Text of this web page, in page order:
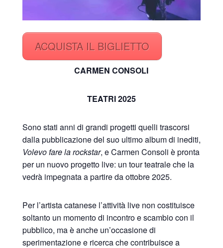
ACQUISTA IL BIGLIETTO
CARMEN CONSOLI
TEATRI 2025
Sono stati anni di grandi progetti quelli trascorsi
dalla pubblicazione del suo ultimo album di inediti,
Volevo fare la rockstar, e Carmen Consoli è pronta
per un nuovo progetto live: un tour teatrale che la
vedrà impegnata a partire da ottobre 2025.
Per l’artista catanese l’attività live non costituisce
soltanto un momento di incontro e scambio con il
pubblico, ma è anche un’occasione di
sperimentazione e ricerca che contribuisce a